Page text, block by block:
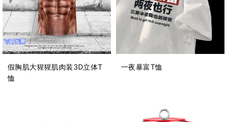
假胸肌大猩猩肌肉装3D立体T
恤
一夜暴富T恤